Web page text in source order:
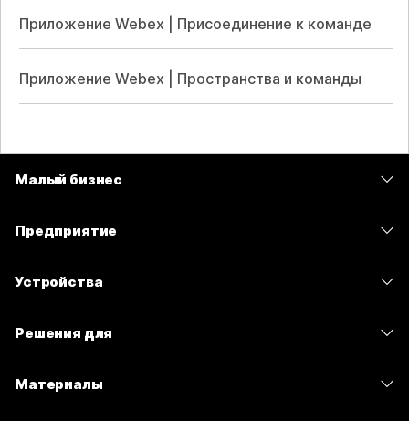
Приложение Webex | Присоединение к команде
Приложение Webex | Пространства и команды
Малый бизнес
Предприятие
Устройства
Решения для
Материалы